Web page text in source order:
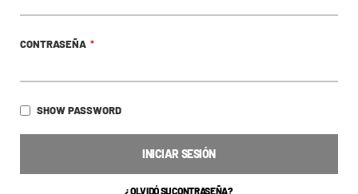
CONTRASEÑA
SHOW PASSWORD
INICIAR SESIÓN
¿OLVIDÓ SU CONTRASEÑA?